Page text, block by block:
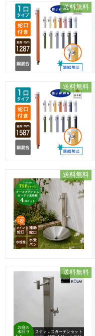
送料無料
送料無料
送料無料
送料無料